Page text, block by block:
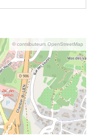
© contributeurs OpenStreetMap